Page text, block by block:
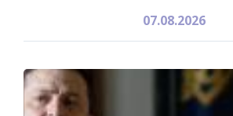
07.08.2026